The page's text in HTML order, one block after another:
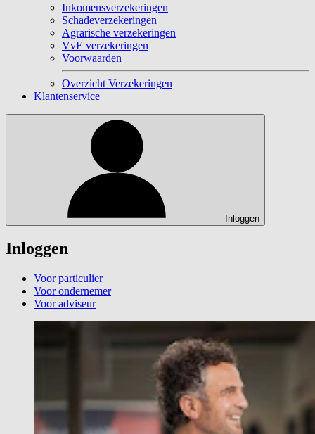
Inkomensverzekeringen
Schadeverzekeringen
Agrarische verzekeringen
VvE verzekeringen
Voorwaarden
Overzicht Verzekeringen
Klantenservice
Inloggen
Inloggen
Voor particulier
Voor ondernemer
Voor adviseur